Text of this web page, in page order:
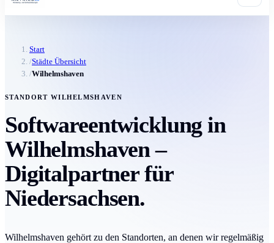
Start
/Städte Übersicht
/Wilhelmshaven
STANDORT WILHELMSHAVEN
Softwareentwicklung in
Wilhelmshaven –
Digitalpartner für
Niedersachsen.
Wilhelmshaven gehört zu den Standorten, an denen wir regelmäßig